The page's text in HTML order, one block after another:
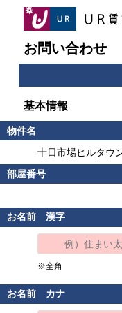
お問い合わせ
基本情報
物件名
十日市場ヒルタウ
部屋番号
お名前 漢字
※全角
お名前 カナ